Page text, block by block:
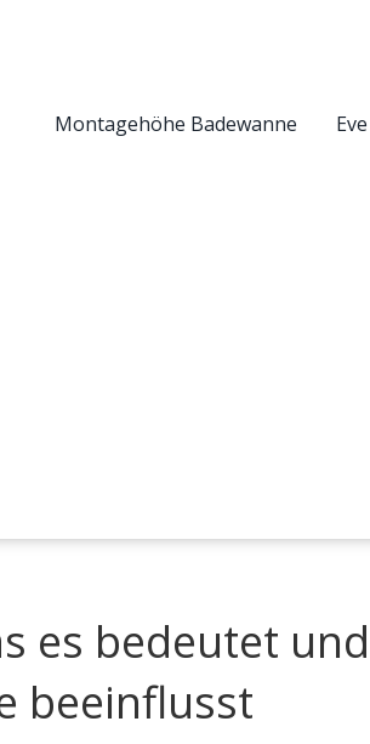
Montagehöhe Badewanne
es bedeutet
beeinflusst